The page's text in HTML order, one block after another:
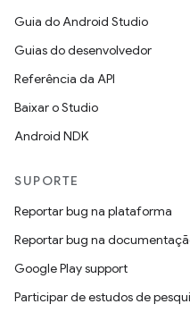
Guia do Android Studio
Guias do desenvolvedor
Referência da API
Baixar o Studio
Android NDK
SUPORTE
Reportar bug na plataforma
Reportar bug na
Google Play support
Participar de estudos de